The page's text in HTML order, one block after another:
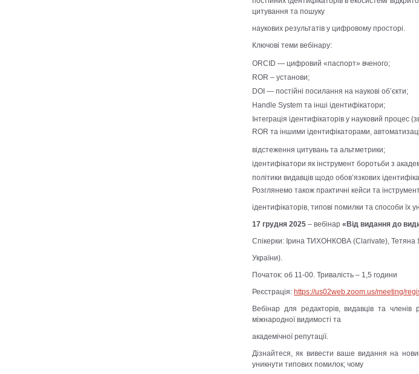
цитування та пошуку
наукових результатів у цифровому просторі.
Ключові теми вебінару:
ORCID — цифровий «паспорт» вченого;
ROR – установи;
DOI — постійні посилання на наукові об’єкти;
Handle System та інші ідентифікатори;
Інтеграція ідентифікаторів у науковий процес
ROR та іншими ідентифікаторами,
відстеження цитувань та альтметрики;
ідентифікатори як інструмент боротьби з
політики видавців щодо обов’язкових
Розглянемо також практичні кейси та
ідентифікаторів, типові помилки та способи їх
17 грудня 2025 – вебінар «Від видання до
Спікерки: Ірина ТИХОНКОВА (Clarivate),
України).
Початок: об 11-00. Тривалість – 1,5 години
Реєстрація: https://us02web.zoom.us/meeting/
Вебінар для редакторів, видавців та членів
міжнародної видимості та
академічної репутації.
Дізнайтеся, як вивести ваше видання на
уникнути типових помилок; чому